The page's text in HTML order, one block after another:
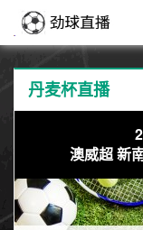
丹麦杯直播
澳威超 新